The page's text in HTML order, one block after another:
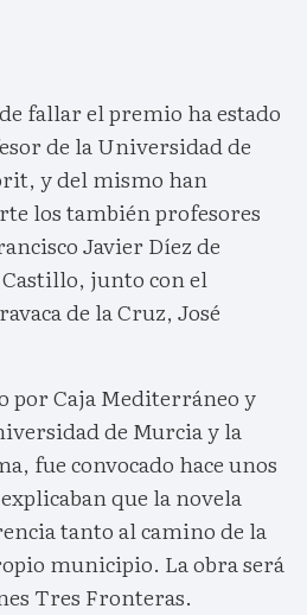
fallar el premio ha estado
de la Universidad de
y del mismo han
los también profesores
Javier Díez de
junto con el
de la Cruz, José
por Caja Mediterráneo y
de Murcia y la
fue convocado hace unos
que la novela
tanto al camino de la
municipio. La obra será
Tres Fronteras.